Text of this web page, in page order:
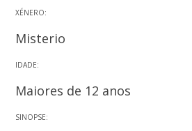
XÉNERO:
Misterio
IDADE:
Maiores de 12 anos
SINOPSE: